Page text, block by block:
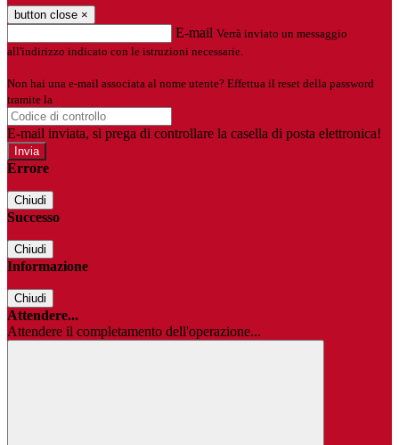
button close ×
E-mail Verrà inviato un messaggio
all'indirizzo indicato con le istruzioni necessarie.
Non hai una e-mail associata al nome utente? Effettua il reset della password
tramite la
E-mail inviata, si prega di controllare la casella di posta elettronica!
Errore
Chiudi
Successo
Chiudi
Informazione
Chiudi
Attendere...
Attendere il completamento dell'operazione...